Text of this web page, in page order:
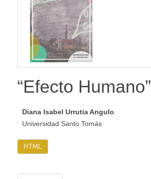
Barra
lateral
“Efecto Humano”
Diana Isabel Urrutia Angulo
Universidad Santo Tomás
HTML